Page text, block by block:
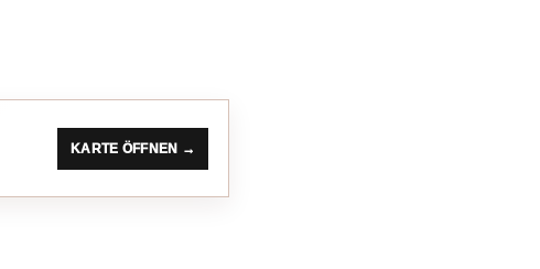
KARTE ÖFFNEN →